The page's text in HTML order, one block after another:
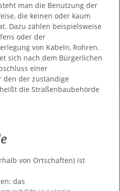
man die Benutzung der
die keinen oder kaum
Dazu zählen beispielsweise
oder der
von Kabeln, Rohren.
sich nach dem Bürgerlichen
einer
den der zuständige
die Straßenbaubehörde
von Ortschaften) ist
das